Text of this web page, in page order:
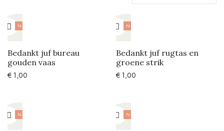
NIEUW
Bedankt juf bureau
gouden vaas
€ 1,00
NIEUW
Bedankt juf rugtas en
groene strik
€1,00
NIEUW NIEUW